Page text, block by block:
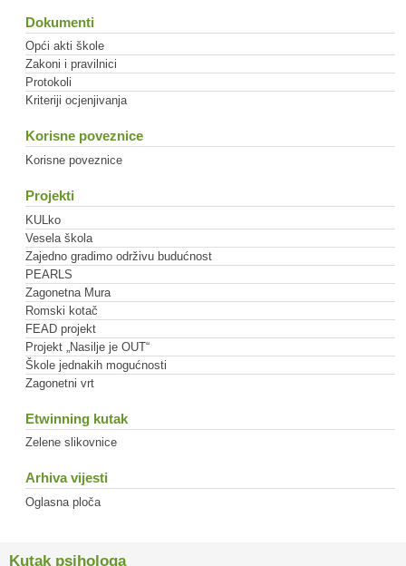
Dokumenti
Opći akti škole
Zakoni i pravilnici
Protokoli
Kriteriji ocjenjivanja
Korisne poveznice
Korisne poveznice
Projekti
KULko
Vesela škola
Zajedno gradimo održivu budućnost
PEARLS
Zagonetna Mura
Romski kotač
FEAD projekt
Projekt „Nasilje je OUT“
Škole jednakih mogućnosti
Zagonetni vrt
Etwinning kutak
Zelene slikovnice
Arhiva vijesti
Oglasna ploča
Kutak psihologa